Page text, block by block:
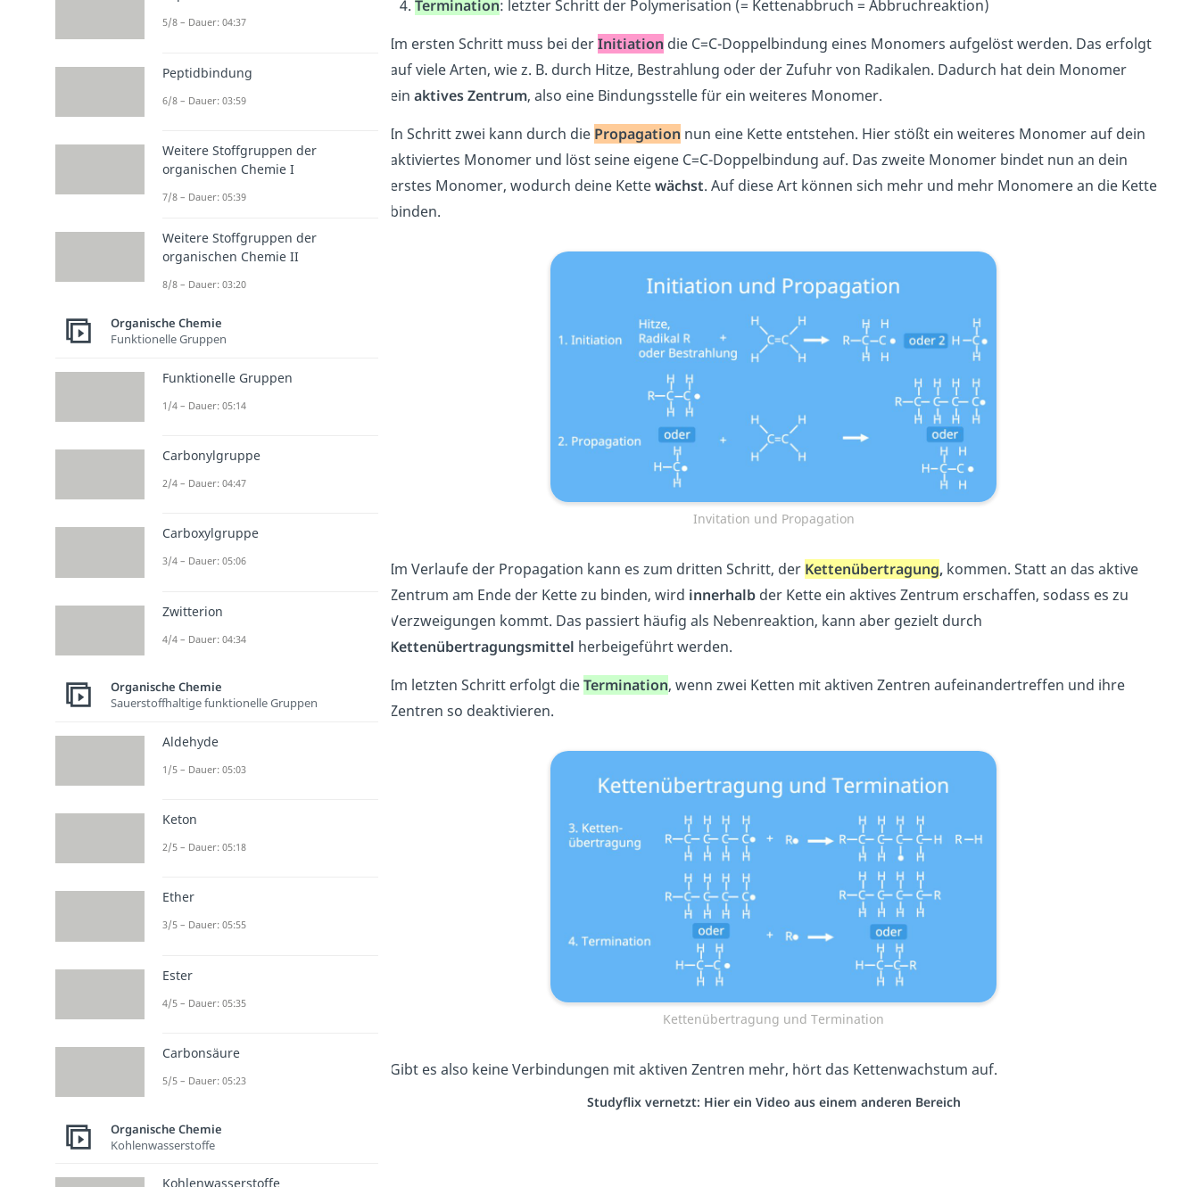
Termination: letzter Schritt der Polymerisation (= Kettenabbruch = Abbruchreaktion)
Im ersten Schritt muss bei derInitiation die C=C-Doppelbindung eines Monomers aufgelöst werden. Das erfolgt
auf viele Arten, wie z. B. durch Hitze, Bestrahlung oder der Zufuhr von Radikalen. Dadurch hat dein Monomer
ein aktives Zentrum, also eine Bindungsstelle für ein weiteres Monomer.
In Schritt zwei kann durch die Propagation nun eine Kette entstehen. Hier stößt ein weiteres Monomer auf dein
aktiviertes Monomer und löst seine eigene C=C-Doppelbindung auf. Das zweite Monomer bindet nun an dein
erstes Monomer, wodurch deine Kettewächst. Auf diese Art können sich mehr und mehr Monomere an die Kette
binden.
Invitation und Propagation
Im Verlaufe der Propagation kann es zum dritten Schritt, der Kettenübertragung, kommen. Statt an das aktive
Zentrum am Ende der Kette zu binden, wird innerhalb der Kette ein aktives Zentrum erschaffen, sodass es zu
Verzweigungen kommt. Das passiert häufig als Nebenreaktion, kann aber gezielt durch
Kettenübertragungsmittel herbeigeführt werden.
Im letzten Schritt erfolgt dieTermination, wenn zwei Ketten mit aktiven Zentren aufeinandertreffen und ihre
Zentren so deaktivieren.
Kettenübertragung und Termination
Gibt es also keine Verbindungen mit aktiven Zentren mehr, hört das Kettenwachstum auf.
Studyflix vernetzt: Hier ein Video aus einem anderen Bereich
5/8 – Dauer: 04:37
Peptidbindung
6/8 – Dauer: 03:59
Weitere Stoffgruppen der
organischen Chemie I
7/8 – Dauer: 05:39
Weitere Stoffgruppen der
organischen Chemie II
8/8 – Dauer: 03:20
Organische Chemie
Funktionelle Gruppen
Funktionelle Gruppen
1/4 – Dauer: 05:14
Carbonylgruppe
2/4 – Dauer: 04:47
Carboxylgruppe
3/4 – Dauer: 05:06
Zwitterion
4/4 – Dauer: 04:34
Organische Chemie
Sauerstoffhaltige funktionelle Gruppen
Aldehyde
1/5 – Dauer: 05:03
Keton
2/5 – Dauer: 05:18
Ether
3/5 – Dauer: 05:55
Ester
4/5 – Dauer: 05:35
Carbonsäure
5/5 – Dauer: 05:23
Organische Chemie
Kohlenwasserstoffe
Kohlenwasserstoffe